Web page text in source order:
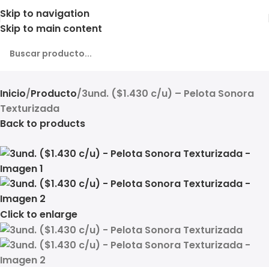
Skip to navigation
Skip to main content
Inicio Producto 3und. ($1.430 c/u) – Pelota Sonora
Texturizada
Back to products
Click to enlarge